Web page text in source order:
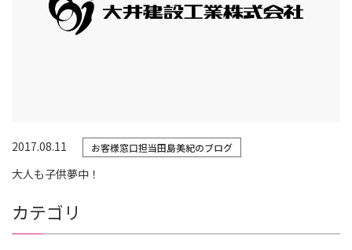
2017.08.11 お客様窓口担当田島美紀のブログ
大人も子供夢中！
カテゴリ